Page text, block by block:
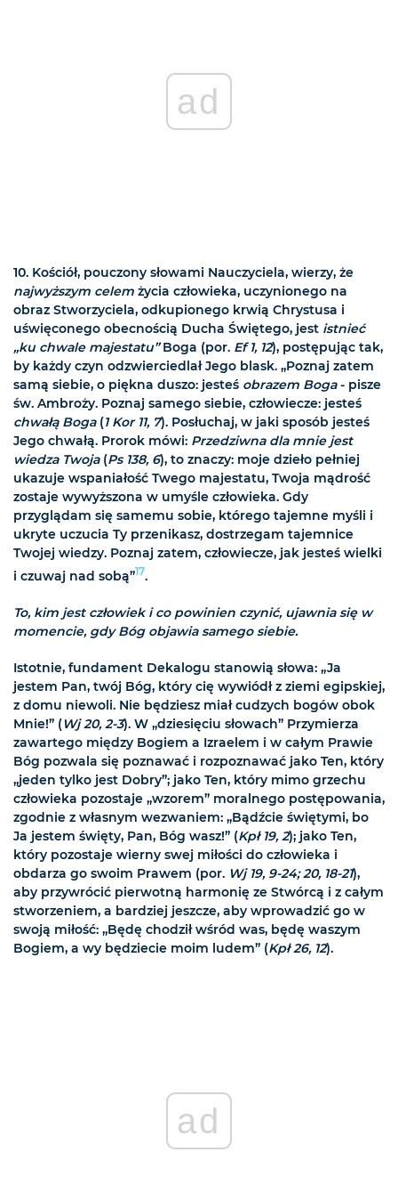
ad
10. Kościół, pouczony słowami Nauczyciela, wierzy, że
najwyższym celem życia człowieka, uczynionego na
obraz Stworzyciela, odkupionego krwią Chrystusa i
uświęconego obecnością Ducha Świętego, jest istnieć
„ku chwale majestatu”Boga (por. Ef 1, 12), postępując tak,
by każdy czyn odzwierciedlał Jego blask. „Poznaj zatem
samą siebie, o piękna duszo: jesteś obrazem Boga- pisze
św. Ambroży. Poznaj samego siebie, człowiecze: jesteś
chwałą Boga(1 Kor 11, 7). Posłuchaj, w jaki sposób jesteś
Jego chwałą. Prorok mówi: Przedziwna dla mnie jest
wiedza Twoja(Ps 138, 6), to znaczy: moje dzieło pełniej
ukazuje wspaniałość Twego majestatu, Twoja mądrość
zostaje wywyższona w umyśle człowieka. Gdy
przyglądam się samemu sobie, którego tajemne myśli i
ukryte uczucia Ty przenikasz, dostrzegam tajemnice
Twojej wiedzy. Poznaj zatem, człowiecze, jak jesteś wielki
i czuwaj nad sobą”17.
To, kim jest człowiek i co powinien czynić, ujawnia się w
momencie, gdy Bóg objawia samego siebie.
Istotnie, fundament Dekalogu stanowią słowa: „Ja
jestem Pan, twój Bóg, który cię wywiódł z ziemi egipskiej,
z domu niewoli. Nie będziesz miał cudzych bogów obok
Mnie!” (Wj 20, 2-3). W „dziesięciu słowach” Przymierza
zawartego między Bogiem a Izraelem i w całym Prawie
Bóg pozwala się poznawać i rozpoznawać jako Ten, który
„jeden tylko jest Dobry”; jako Ten, który mimo grzechu
człowieka pozostaje „wzorem” moralnego postępowania,
zgodnie z własnym wezwaniem: „Bądźcie świętymi, bo
Ja jestem święty, Pan, Bóg wasz!” (Kpł 19, 2); jako Ten,
który pozostaje wierny swej miłości do człowieka i
obdarza go swoim Prawem (por. Wj 19, 9-24; 20, 18-21),
aby przywrócić pierwotną harmonię ze Stwórcą i z całym
stworzeniem, a bardziej jeszcze, aby wprowadzić go w
swoją miłość: „Będę chodził wśród was, będę waszym
Bogiem, a wy będziecie moim ludem” (Kpł 26, 12).
ad